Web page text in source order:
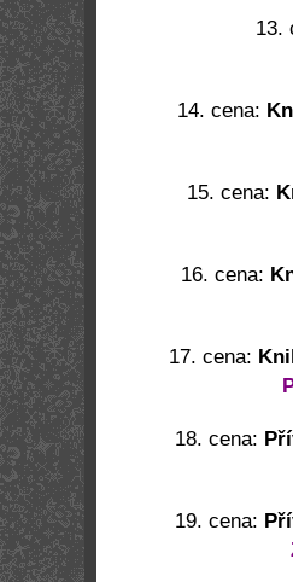
13.
14. cena:
15. cena:
16. cena:
17. cena:
18. cena:
19. cena: